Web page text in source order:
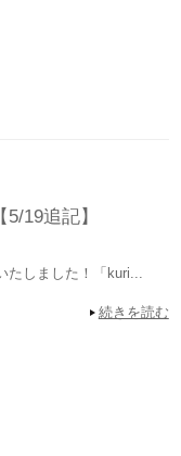
19追記】
たしました！「kuri...
続きを読む